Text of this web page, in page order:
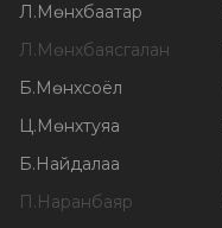
Л.Мөнхбаатар
Л.Мөнхбаясгалан
Б.Мөнхсоёл
Ц.Мөнхтуяа
Б.Найдалаа
П.Наранбаяр